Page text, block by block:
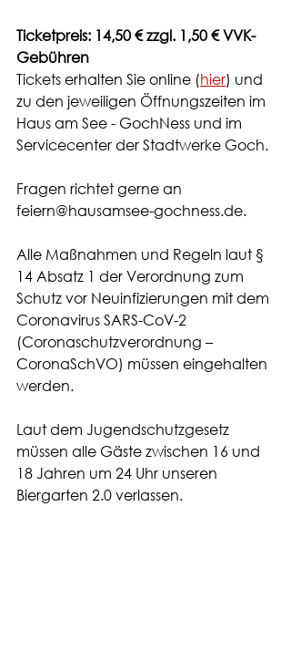
Ticketpreis: 14,50 € zzgl. 1,50 € VVK-
Gebühren
Tickets erhalten Sie online (hier) und
zu den jeweiligen Öffnungszeiten im
Haus am See - GochNess und im
Servicecenter der Stadtwerke Goch.
Fragen richtet gerne an
feiern@hausamsee-gochness.de.
Alle Maßnahmen und Regeln laut §
14 Absatz 1 der Verordnung zum
Schutz vor Neuinfizierungen mit dem
Coronavirus SARS-CoV-2
(Coronaschutzverordnung –
CoronaSchVO) müssen eingehalten
werden.
Laut dem Jugendschutzgesetz
müssen alle Gäste zwischen 16 und
18 Jahren um 24 Uhr unseren
Biergarten 2.0 verlassen.